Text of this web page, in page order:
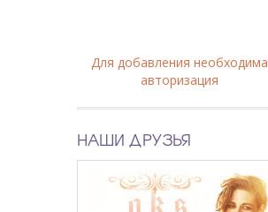
Для добавления необходима
авторизация
НАШИ ДРУЗЬЯ